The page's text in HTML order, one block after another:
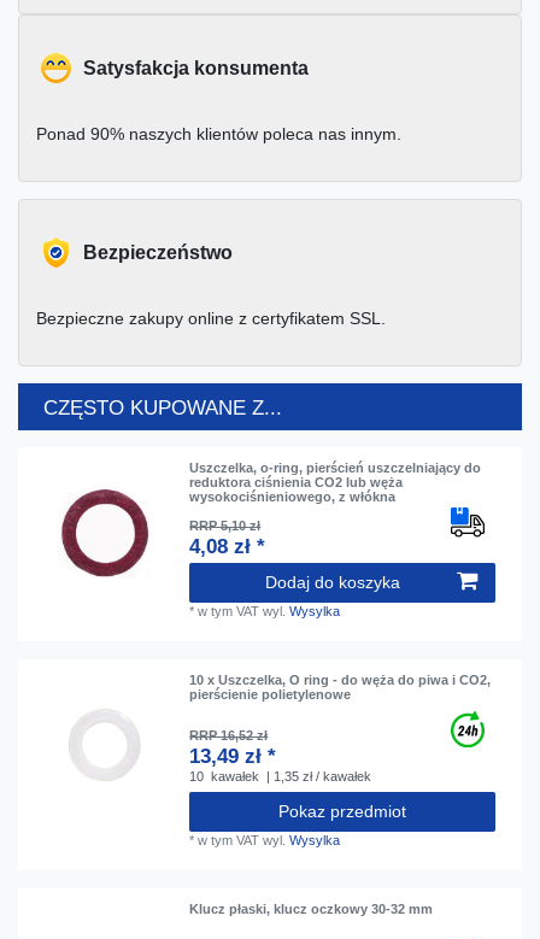
Satysfakcja konsumenta
Ponad 90% naszych klientów poleca nas innym.
Bezpieczeństwo
Bezpieczne zakupy online z certyfikatem SSL.
CZĘSTO KUPOWANE Z...
Uszczelka, o-ring, pierścień uszczelniający do
reduktora ciśnienia CO2 lub węża
wysokociśnieniowego, z włókna
RRP 5,10 zł
4,08 zł *
Dodaj do koszyka
*w tym VAT wyl.Wysylka
10 x Uszczelka, O ring - do węża do piwa i CO2,
pierścienie polietylenowe
RRP 16,52 zł
13,49 zł *
10 kawałek | 1,35 zł / kawałek
Pokaz przedmiot
*w tym VAT wyl.Wysylka
Klucz płaski, klucz oczkowy 30-32 mm